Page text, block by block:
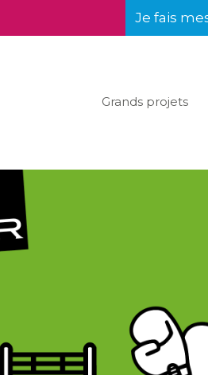
Je fais
Grands projets